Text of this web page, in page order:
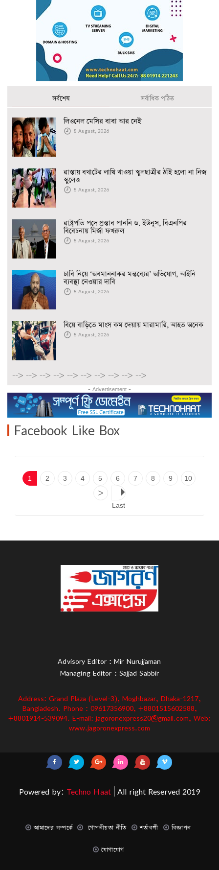
সর্বশেষ সর্বাধিক পঠিত
লিওনেল মেসির বাবা আর নেই
8 August, 2026
রাস্তায় বখাটের লাথি খাওয়া স্কুলছাত্রীর ঠাঁই হলো না নিজ
স্কুলেও
8 August, 2026
রাষ্ট্রপতি পদে প্রস্তাব পাননি ড. ইউনূস, বিএনপির
বিবেচনায় মির্জা ফখরুল
8 August, 2026
ঢাবি নিয়ে ‘অবমাননাকর মন্তব্যের’ অভিযোগ, আইনি
ব্যবস্থা নেওয়ার দাবি
8 August, 2026
বিয়ে বাড়িতে মাংস কম দেয়ায় মারামারি, আহত অনেক
8 August, 2026
--> --> --> --> --> --> --> --> --> -->
- Advertisement -
Facebook Like Box
1 2 3 4 5 6 7 8 9
10
>
Last
Advisory Editor : Mir Nurujjaman
Managing Editor : Sajjad Sabbir
Address: Grand Plaza (Level-3), Moghbazar, Dhaka-1217,
Bangladesh. Phone : 09617356900, +8801515602588,
+8801914-539094. E-mail: jagoronexpress20@gmail.com, Web:
www.jagoronexpress.com
Powered by: Techno Haat| All right Reserved 2019
আমাদের সম্পর্কে গোপনীয়তা নীতি শর্তাবলী বিজ্ঞাপন
যোগাযোগ